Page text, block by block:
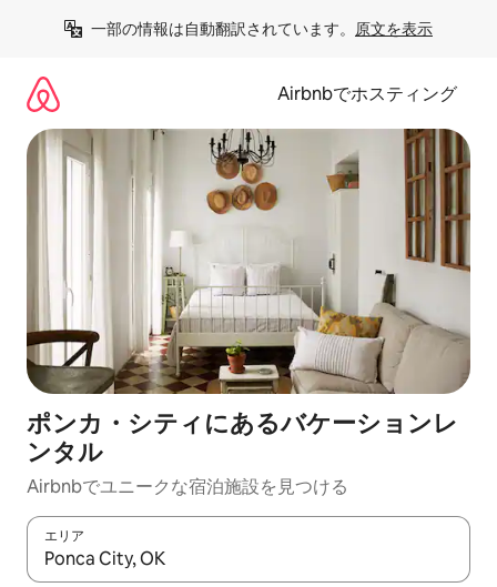
一部の情報は自動翻訳されています。 原文を表示
Airbnbでホスティング
ポンカ・シティにあるバケーションレ
ンタル
Airbnbでユニークな宿泊施設を見つける
エリア
検索結果が表示されたら、上下の矢印キーを使って移動するか